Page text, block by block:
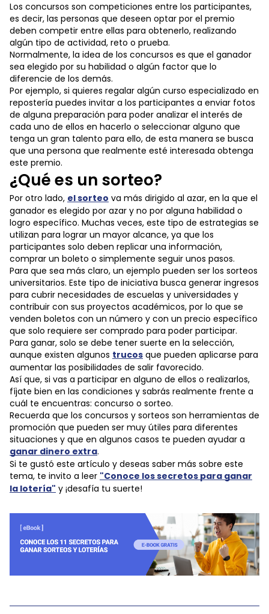
Los concursos son competiciones entre los participantes,
es decir, las personas que deseen optar por el premio
deben competir entre ellas para obtenerlo, realizando
algún tipo de actividad, reto o prueba.
Normalmente, la idea de los concursos es que el ganador
sea elegido por su habilidad o algún factor que lo
diferencie de los demás.
Por ejemplo, si quieres regalar algún curso especializado en
repostería puedes invitar a los participantes a enviar fotos
de alguna preparación para poder analizar el interés de
cada uno de ellos en hacerlo o seleccionar alguno que
tenga un gran talento para ello, de esta manera se busca
que una persona que realmente esté interesada obtenga
este premio.
¿Qué es un sorteo?
Por otro lado, el sorteo va más dirigido al azar, en la que el
ganador es elegido por azar y no por alguna habilidad o
logro específico. Muchas veces, este tipo de estrategias se
utilizan para lograr un mayor alcance, ya que los
participantes solo deben replicar una información,
comprar un boleto o simplemente seguir unos pasos.
Para que sea más claro, un ejemplo pueden ser los sorteos
universitarios. Este tipo de iniciativa busca generar ingresos
para cubrir necesidades de escuelas y universidades y
contribuir con sus proyectos académicos, por lo que se
venden boletos con un número y con un precio específico
que solo requiere ser comprado para poder participar.
Para ganar, solo se debe tener suerte en la selección,
aunque existen algunos trucos que pueden aplicarse para
aumentar las posibilidades de salir favorecido.
Así que, si vas a participar en alguno de ellos o realizarlos,
fíjate bien en las condiciones y sabrás realmente frente a
cuál te encuentras: concurso o sorteo.
Recuerda que los concursos y sorteos son herramientas de
promoción que pueden ser muy útiles para diferentes
situaciones y que en algunos casos te pueden ayudar a
ganar dinero extra.
Si te gustó este artículo y deseas saber más sobre este
tema, te invito a leer "Conoce los secretos para ganar
la lotería" y ¡desafía tu suerte!